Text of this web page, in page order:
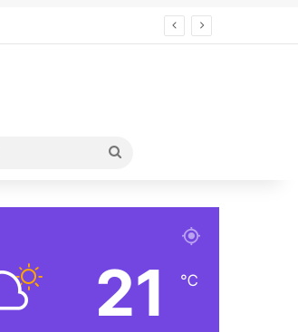
Procurar
21 ℃